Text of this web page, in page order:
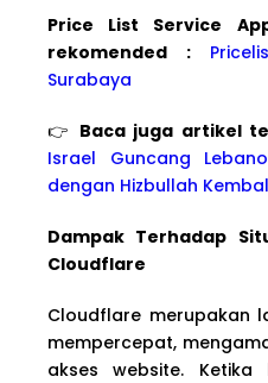
Price List Service
rekomended :
Surabaya
👉 Baca juga artikel
Israel Guncang
dengan Hizbullah
Dampak Terhadap
Cloudflare
Cloudflare merupakan
mempercepat,
akses website.